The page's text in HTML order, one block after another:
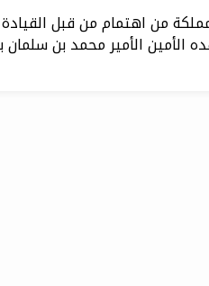
من اهتمام من قبل
الأمير محمد بن سلمان